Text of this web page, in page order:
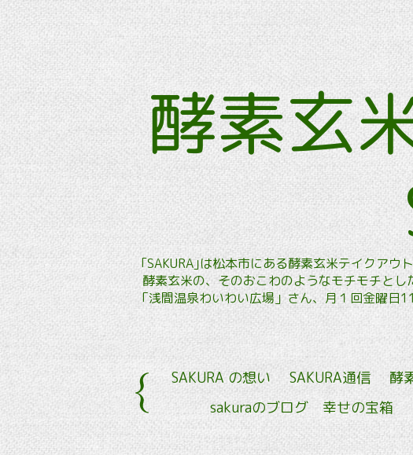
酵素玄
｢SAKURA｣は松本市にある酵素玄米テイクア
酵素玄米の、そのおこわのようなモチモチと
「浅間温泉わいわい広場」さん、月１回金曜
SAKURA の想い SAKURA通信 酵
sakuraのブログ 幸せの宝箱